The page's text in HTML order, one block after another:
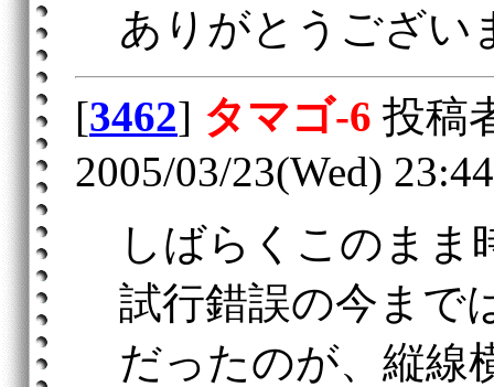
ありがとうござい
[3462] タマゴ-6 投稿
2005/03/23(Wed) 23:44
しばらくこのまま
試行錯誤の今まで
だったのが、縦線